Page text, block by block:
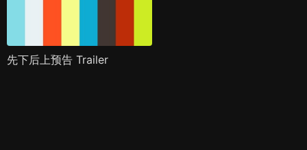
先下后上预告 Trailer